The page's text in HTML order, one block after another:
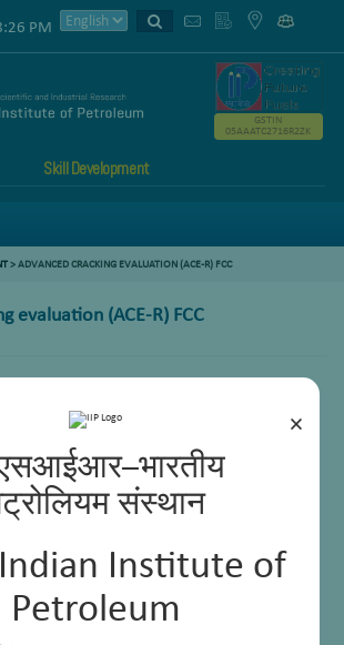
×
संस्थान
Institute of
Petroleum
PM
Skill Development
GSTIN
05AAATC2716R2ZK
> ADVANCED CRACKING EVALUATION (ACE-R) FCC
evaluation (ACE-R) FCC